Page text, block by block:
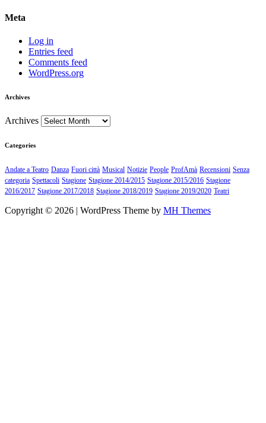
Meta
Log in
Entries feed
Comments feed
WordPress.org
Archives
Archives
Categories
Andate a Teatro Danza Fuori città Musical Notizie People ProfAmà Recensioni Senza
categoria Spettacoli Stagione Stagione 2014/2015 Stagione 2015/2016 Stagione
2016/2017 Stagione 2017/2018 Stagione 2018/2019 Stagione 2019/2020 Teatri
Copyright © 2026 | WordPress Theme by MH Themes